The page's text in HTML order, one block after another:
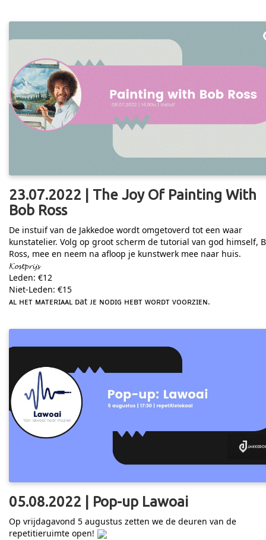
23.07.2022 | The Joy Of Painting With
Bob Ross
De instuif van de Jakkedoe wordt omgetoverd tot een waar
kunstatelier. Volg op groot scherm de tutorial van god himself,
Ross, mee en neem na afloop je kunstwerk mee naar huis.
𝓚𝓸𝓼𝓽𝓹𝓻𝓲𝓳𝓼
Leden: €12
Niet-Leden: €15
ᴀʟ ʜᴇᴛ ᴍᴀᴛᴇʀɪᴀᴀʟ ᴅat ᴊᴇ ɴᴏᴅɪɢ ʜᴇʙᴛ ᴡᴏʀᴅᴛ ᴠᴏᴏʀᴢɪᴇɴ.
05.08.2022 | Pop-up Lawoai
Op vrijdagavond 5 augustus zetten we de deuren van de
repetitieruimte open!